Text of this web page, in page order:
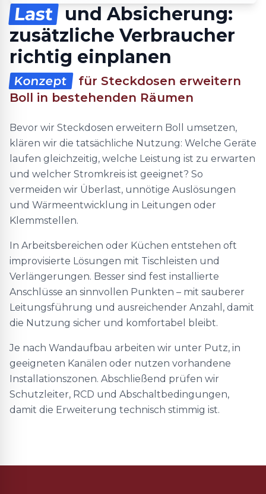
Last
und Absicherung:
zusätzliche Verbraucher
richtig einplanen
Konzept
für Steckdosen erweitern
Boll in bestehenden Räumen
Bevor wir Steckdosen erweitern Boll umsetzen,
klären wir die tatsächliche Nutzung: Welche Geräte
laufen gleichzeitig, welche Leistung ist zu erwarten
und welcher Stromkreis ist geeignet? So
vermeiden wir Überlast, unnötige Auslösungen
und Wärmeentwicklung in Leitungen oder
Klemmstellen.
In Arbeitsbereichen oder Küchen entstehen oft
improvisierte Lösungen mit Tischleisten und
Verlängerungen. Besser sind fest installierte
Anschlüsse an sinnvollen Punkten – mit sauberer
Leitungsführung und ausreichender Anzahl, damit
die Nutzung sicher und komfortabel bleibt.
Je nach Wandaufbau arbeiten wir unter Putz, in
geeigneten Kanälen oder nutzen vorhandene
Installationszonen. Abschließend prüfen wir
Schutzleiter, RCD und Abschaltbedingungen,
damit die Erweiterung technisch stimmig ist.